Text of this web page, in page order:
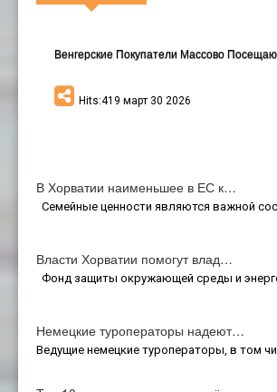
Hits:419 март 30 2026
В Хорватии наименьшее в ЕС к…
Семейные ценности являются важной
Власти Хорватии помогут влад…
Фонд защиты окружающей среды и
Немецкие туроператоры надеют…
Ведущие немецкие туроператоры, в том